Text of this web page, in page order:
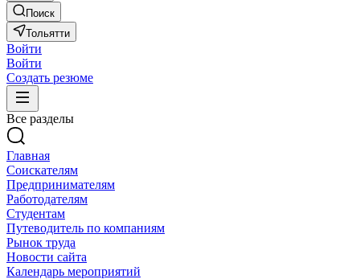
Поиск
Тольятти
Войти
Войти
Создать резюме
Все разделы
Главная
Соискателям
Предпринимателям
Работодателям
Студентам
Путеводитель по компаниям
Рынок труда
Новости сайта
Календарь мероприятий